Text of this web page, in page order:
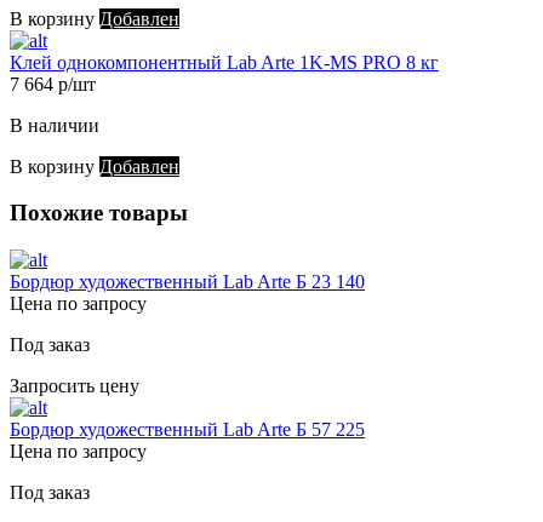
В корзину Добавлен
Клей однокомпонентный Lab Arte 1K-MS PRO 8 кг
7 664 р/шт
В наличии
В корзину Добавлен
Похожие товары
Бордюр художественный Lab Arte Б 23 140
Цена по запросу
Под заказ
Запросить цену
Бордюр художественный Lab Arte Б 57 225
Цена по запросу
Под заказ